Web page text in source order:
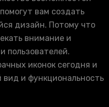
вам создать
дизайн. Потому что
внимание и
пользователей.
иконок сегодня и
вид и функциональность